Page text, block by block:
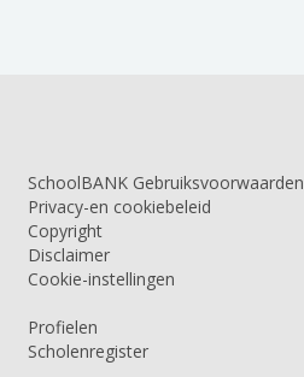
SchoolBANK Gebruiksvoorwaarden
Privacy-en cookiebeleid
Copyright
Disclaimer
Cookie-instellingen
Profielen
Scholenregister